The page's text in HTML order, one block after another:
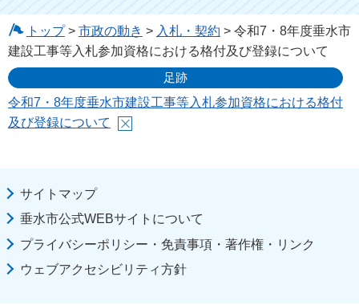
トップ> 市政の動き > 入札・契約 > 令和7・8年度垂水市
建設工事等入札参加資格における格付及び登録について
足跡
令和7・8年度垂水市建設工事等入札参加資格における格付
及び登録について
サイトマップ
垂水市公式WEBサイトについて
プライバシーポリシー・免責事項・著作権・リンク
ウェブアクセシビリティ方針